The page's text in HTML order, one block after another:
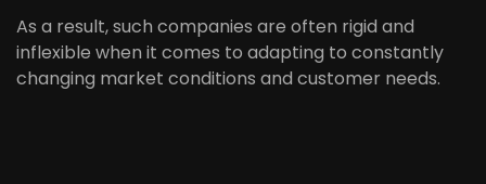
As a result, such companies are often rigid and
inflexible when it comes to adapting to constantly
changing market conditions and customer needs.